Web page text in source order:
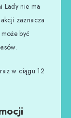
Lady nie ma
zaznacza
być
w ciągu 12